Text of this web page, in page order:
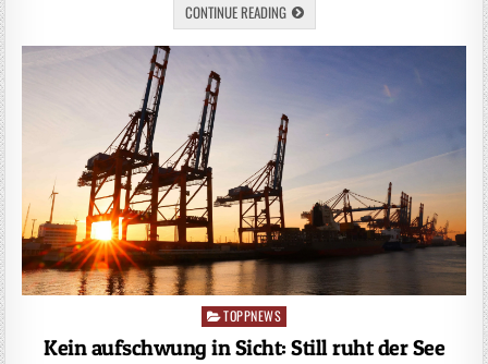
CONTINUE READING
Posted
in
TOPPNEWS
Kein aufschwung in Sicht: Still ruht der See